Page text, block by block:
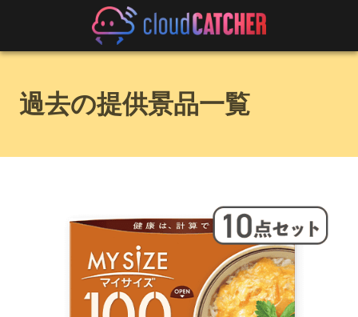
過去の提供景品一覧